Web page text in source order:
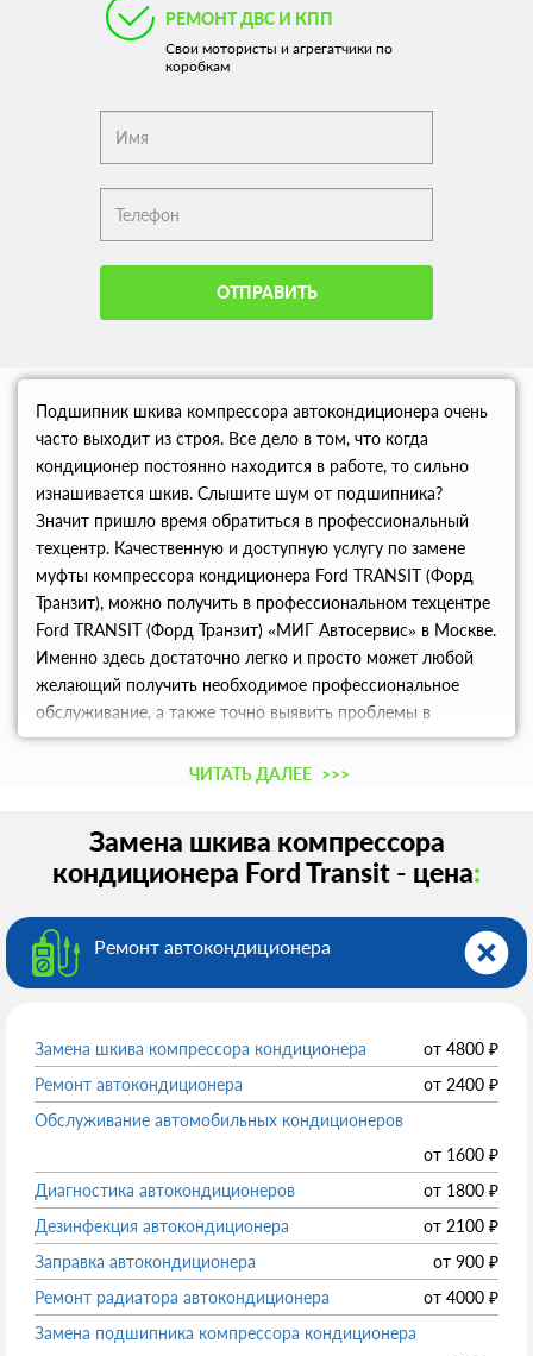
РЕМОНТ ДВС И КПП
Свои мотористы и агрегатчики по
коробкам
ОТПРАВИТЬ
Подшипник шкива компрессора автокондиционера очень
часто выходит из строя. Все дело в том, что когда
кондиционер постоянно находится в работе, то сильно
изнашивается шкив. Слышите шум от подшипника?
Значит пришло время обратиться в профессиональный
техцентр. Качественную и доступную услугу по замене
муфты компрессора кондиционера Ford TRANSIT (Форд
Транзит), можно получить в профессиональном техцентре
Ford TRANSIT (Форд Транзит) «МИГ Автосервис» в Москве.
Именно здесь достаточно легко и просто может любой
желающий получить необходимое профессиональное
обслуживание, а также точно выявить проблемы в
автомобиле, и получить ценные советы, чтобы подобных
проблем избежать в будущем.
ЧИТАТЬ ДАЛЕЕ >>>
Замена шкива компрессора
кондиционера Ford Transit - цена:
Ремонт автокондиционера
Замена шкива компрессора кондиционера от 4800 ₽
Ремонт автокондиционера
от 2400 ₽
Обслуживание автомобильных кондиционеров
от 1600 ₽
Диагностика автокондиционеров
от 1800 ₽
Дезинфекция автокондиционера
от 2100 ₽
Заправка автокондиционера
от 900 ₽
Ремонт радиатора автокондиционера
от 4000 ₽
Замена подшипника компрессора кондиционера